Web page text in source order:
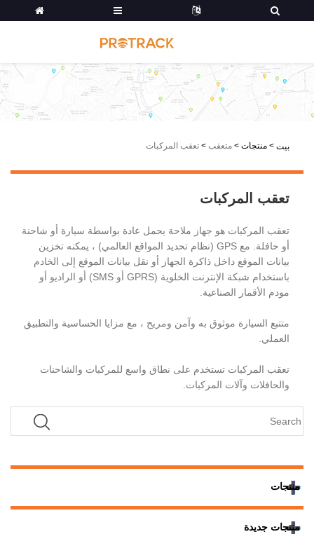
بيت > منتجات > متعقب > تعقب المركبات
تعقب المركبات
تعقب المركبات هو جهاز ملاحة يحمل عادة بواسطة سيارة أو شاحنة
أو حافلة. مع GPS (نظام تحديد المواقع العالمي) ، يمكنه تخزين
بيانات الموقع داخل ذاكرة الجهاز أو نقل بيانات الموقع إلى الخادم
باستخدام شبكة الإنترنت الخلوية (GPRS أو SMS) أو الراديو أو
مودم الأقمار الصناعية.
متتبع السيارة موثوق به وآمن ومريح ، مع مزايا الحساسية والتطبيق
العملي.
تعقب المركبات تستخدم على نطاق واسع للمركبات والشاحنات
والحافلات وآلات المركبات.
منتجات
منتجات جديدة